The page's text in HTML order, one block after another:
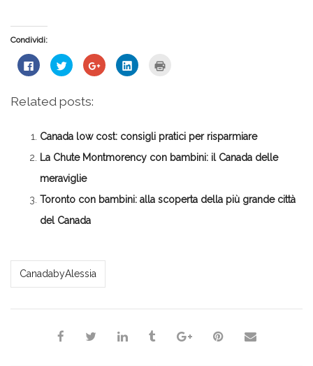
Condividi:
Fai
clic
su
Facebook
una
finestra)
Fai
clic
condividere
su
apre
in
nuova
finestra)
Fai
clic
apre
in
nuova
finestra)
Fai
clic
apre
in
nuova
finestra)
una
nuova
Related posts:
Canada low cost: consigli pratici per risparmiare
La Chute Montmorency con bambini: il Canada delle
meraviglie
Toronto con bambini: alla scoperta della più grande città
del Canada
*Alessia*
CanadabyAlessia